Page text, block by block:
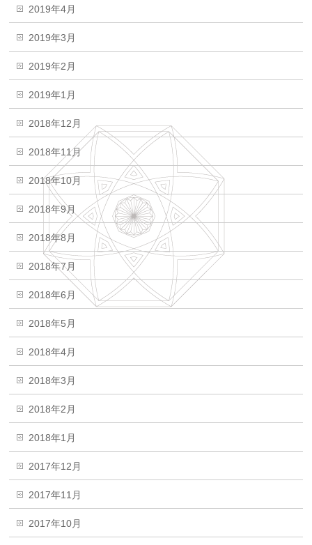
2019年4月
2019年3月
2019年2月
2019年1月
2018年12月
2018年11月
2018年10月
2018年9月
2018年8月
2018年7月
2018年6月
2018年5月
2018年4月
2018年3月
2018年2月
2018年1月
2017年12月
2017年11月
2017年10月